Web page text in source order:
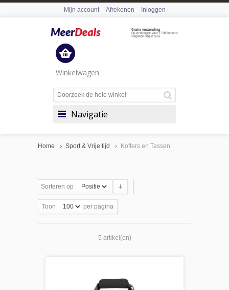
Mijn account Afrekenen Inloggen
Winkelwagen
Navigatie
Home Sport & Vrije tijd Koffers en Tassen
Sorteren op
Toon per pagina
5 artikel(en)